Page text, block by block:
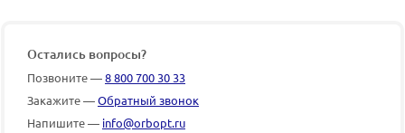
Остались вопросы?
Позвоните —8 800 700 30 33
Закажите —Обратный звонок
Напишите — info@orbopt.ru